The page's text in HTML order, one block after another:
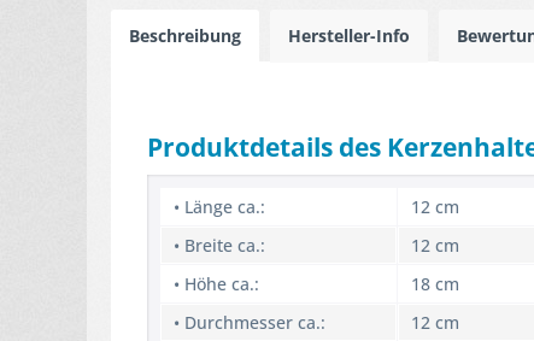
Beschreibung Hersteller-Info
Produktdetails des
• Länge ca.:
12 cm
• Breite ca.:
12 cm
• Höhe ca.:
18 cm
• Durchmesser ca.:
12 cm